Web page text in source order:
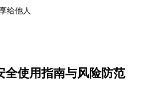
给他人
全使用指南与风险防范